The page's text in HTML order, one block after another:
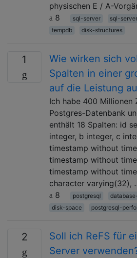
physischen E / A-
8
sql-server sql-
tempdb
disk-structures
1
Wie wirken sich
Spalten in einer
auf die Leistung
Ich habe 400 Millionen
Postgres-Datenbank
enthält 18 Spalten: id
integer, b integer, c
timestamp without
timestamp without
timestamp without
character varying(32),
8
postgresql
disk-space
postgresql-
2
Soll ich ReFS für
Server